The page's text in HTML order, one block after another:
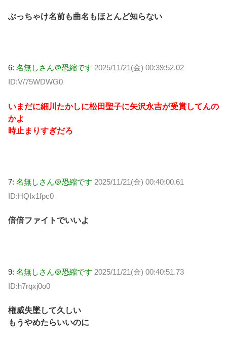
ぶっちゃけ名前も曲名もほとんど知らない
6: 名無しさん＠恐縮です 2025/11/21(金) 00:39:52.02
ID:V/75WDWG0
いまだに細川たかしに松田聖子に矢沢永吉が受賞してんの
かよ
時止まりすぎだろ
7: 名無しさん＠恐縮です 2025/11/21(金) 00:40:00.61
ID:HQIx1fpc0
倍倍ファイトでいいよ
9: 名無しさん＠恐縮です 2025/11/21(金) 00:40:51.73
ID:h7rqxj0o0
権威失墜して久しい
もうやめたらいいのに